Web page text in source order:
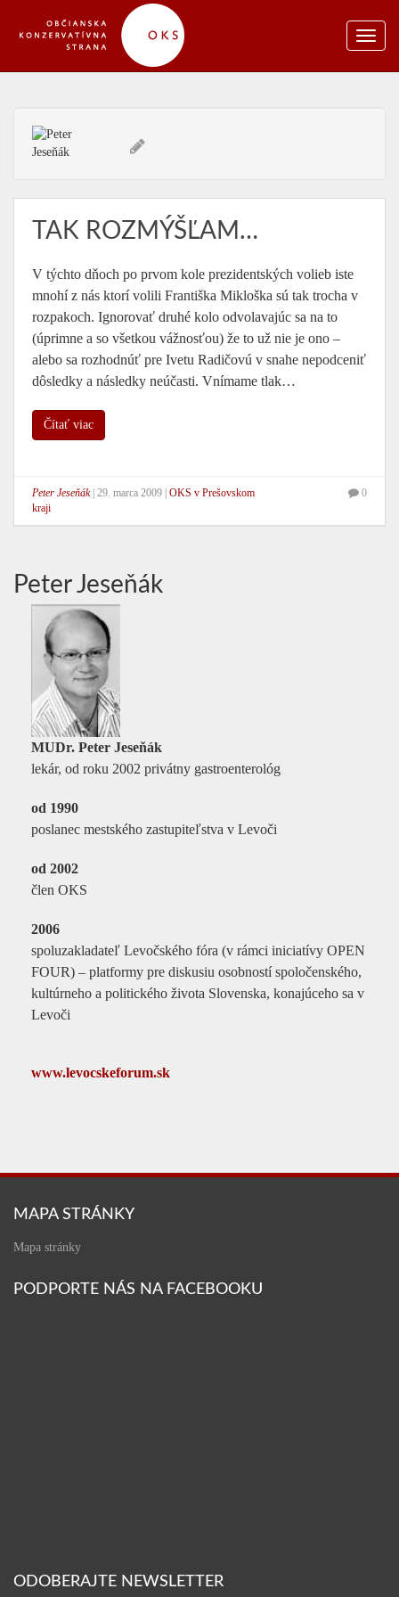
TAK ROZMÝŠĽAM…
V týchto dňoch po prvom kole prezidentských volieb iste
mnohí z nás ktorí volili Františka Mikloška sú tak trocha v
rozpakoch. Ignorovať druhé kolo odvolavajúc sa na to
(úprimne a so všetkou vážnosťou) že to už nie je ono –
alebo sa rozhodnúť pre Ivetu Radičovú v snahe nepodceniť
dôsledky a následky neúčasti. Vnímame tlak…
Čítať viac
Peter Jeseňák| 29. marca 2009 OKS v Prešovskom
kraji
0
Peter Jeseňák
MUDr. Peter Jeseňák
lekár, od roku 2002 privátny gastroenterológ
od 1990
poslanec mestského zastupiteľstva v Levoči
od 2002
člen OKS
2006
spoluzakladateľ Levočského fóra (v rámci iniciatívy OPEN
FOUR) – platformy pre diskusiu osobností spoločenského,
kultúrneho a politického života Slovenska, konajúceho sa v
Levoči
www.levocskeforum.sk
MAPA STRÁNKY
Mapa stránky
PODPORTE NÁS NA FACEBOOKU
ODOBERAJTE NEWSLETTER